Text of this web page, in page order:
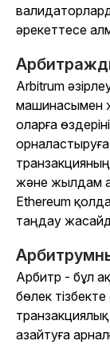
әрекеттесе
Arbitrum
машинасымен
оларға
және жылдам
Ethereum
таңдау
Арбитр - бұл
бөлек
азайтуға